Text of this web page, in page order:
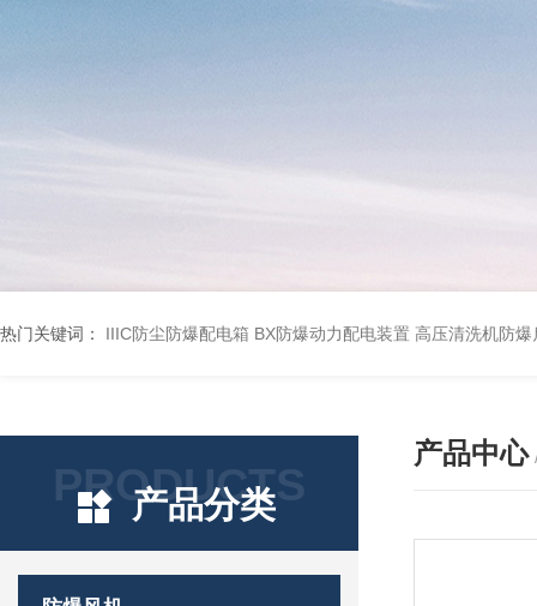
热门关键词： IIIC防尘防爆配电箱 BX防爆动力配电装置 高压清洗机防爆
PRODUCTS
产品分类
产品中心